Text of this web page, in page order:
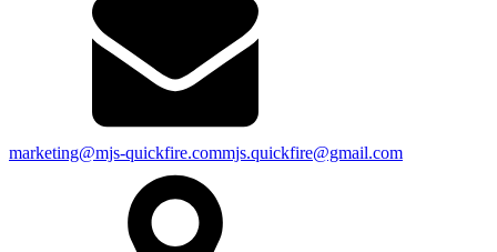
marketing@mjs-quickfire.commjs.quickfire@gmail.com